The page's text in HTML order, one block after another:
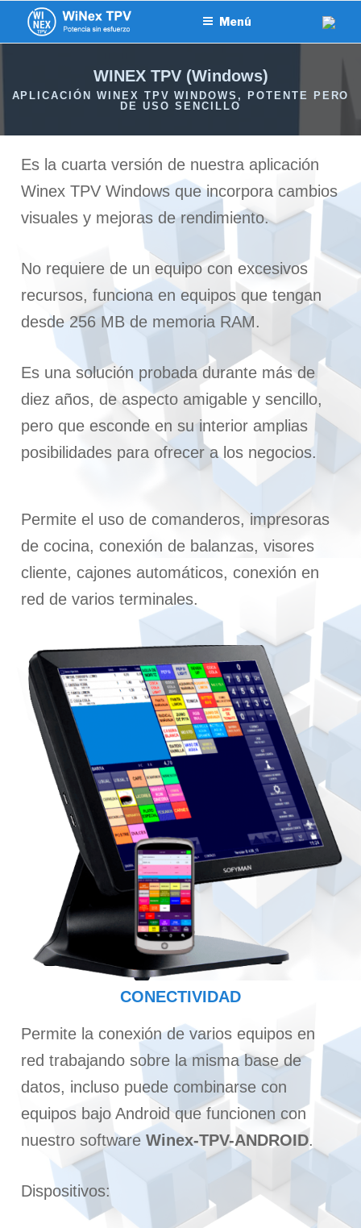
WINEX TPV
SOFTWARE TPV WINDOWS Y ANDROID
Menú
WINEX TPV (Windows)
APLICACIÓN WINEX TPV WINDOWS, POTENTE PERO
DE USO SENCILLO
Es la cuarta versión de nuestra aplicación
Winex TPV Windows que incorpora cambios
visuales y mejoras de rendimiento.
No requiere de un equipo con excesivos
recursos, funciona en equipos que tengan
desde 256 MB de memoria RAM.
Es una solución probada durante más de
diez años, de aspecto amigable y sencillo,
pero que esconde en su interior amplias
posibilidades para ofrecer a los negocios.
Permite el uso de comanderos, impresoras
de cocina, conexión de balanzas, visores
cliente, cajones automáticos, conexión en
red de varios terminales.
CONECTIVIDAD
Permite la conexión de varios equipos en
red trabajando sobre la misma base de
datos, incluso puede combinarse con
equipos bajo Android que funcionen con
nuestro software Winex-TPV-ANDROID.
Dispositivos: